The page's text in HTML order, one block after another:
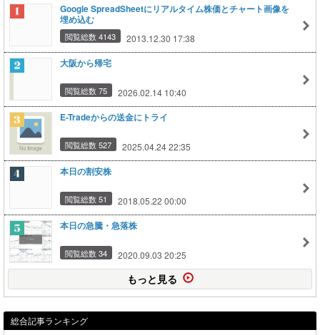
Google SpreadSheetにリアルタイム株価とチャート画像を
埋め込む
閲覧総数 4143 2013.12.30 17:38
大阪から帰宅
閲覧総数 75 2026.02.14 10:40
E-Tradeからの送金にトライ
閲覧総数 527 2025.04.24 22:35
本日の割安株
閲覧総数 51 2018.05.22 00:00
本日の急騰・急落株
閲覧総数 34 2020.09.03 20:25
もっと見る
総合記事ランキング